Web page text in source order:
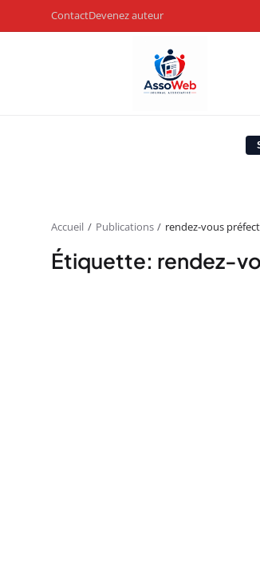
ContactDevenez auteur
Accueil Publications rendez-vous
Étiquette: rendez-